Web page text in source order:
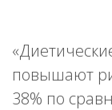
повышают
38% по